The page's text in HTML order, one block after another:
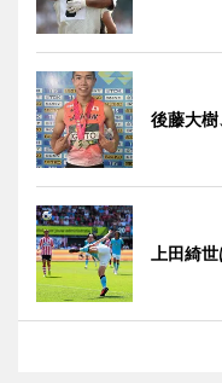
後藤大
上田綺